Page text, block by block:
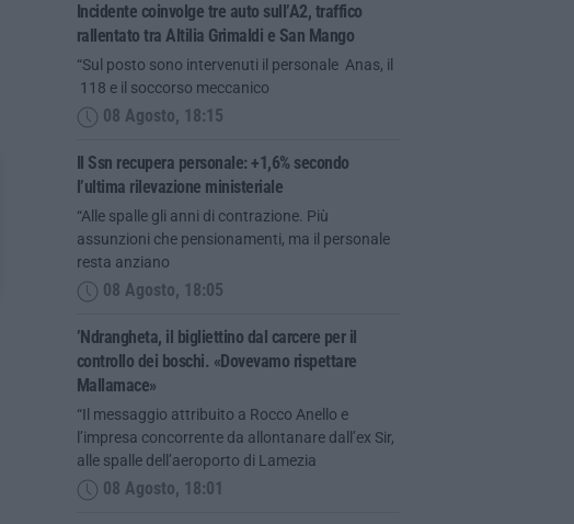
Incidente coinvolge tre auto sull’A2, traffico
rallentato tra Altilia Grimaldi e San Mango
“Sul posto sono intervenuti il personale Anas, il
118 e il soccorso meccanico
08 Agosto, 18:15
Il Ssn recupera personale: +1,6% secondo
l’ultima rilevazione ministeriale
“Alle spalle gli anni di contrazione. Più
assunzioni che pensionamenti, ma il personale
resta anziano
08 Agosto, 18:05
’Ndrangheta, il bigliettino dal carcere per il
controllo dei boschi. «Dovevamo rispettare
Mallamace»
“Il messaggio attribuito a Rocco Anello e
l’impresa concorrente da allontanare dall’ex Sir,
alle spalle dell’aeroporto di Lamezia
08 Agosto, 18:01